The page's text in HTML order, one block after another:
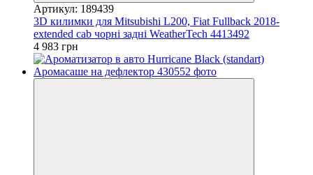
Артикул: 189439
3D килимки для Mitsubishi L200, Fiat Fullback 2018-
extended cab чорні задні WeatherTech 4413492
4 983 грн